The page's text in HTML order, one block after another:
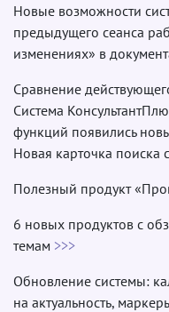
Новые возможности
предыдущего сеанса
изменениях» в
Сравнение
Система
функций появились
Новая карточка поиска
Полезный продукт
6 новых продуктов с
темам >>>
Обновление системы:
на актуальность,